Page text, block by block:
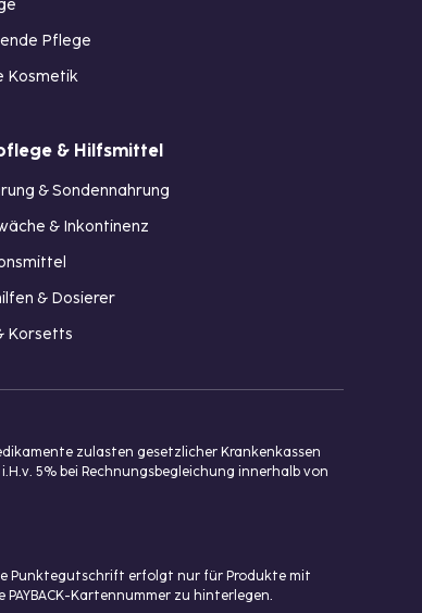
Pflege
Kosmetik
& Hilfsmittel
& Sondennahrung
& Inkontinenz
& Dosierer
Korsetts
zulasten gesetzlicher Krankenkassen
i.H.v. 5% bei Rechnungsbegleichung innerhalb von
Punktegutschrift erfolgt nur für Produkte mit
PAYBACK-Kartennummer zu hinterlegen.